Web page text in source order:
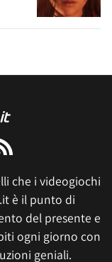
che i videogiochi
è il punto di
del presente e
ogni giorno con
geniali.